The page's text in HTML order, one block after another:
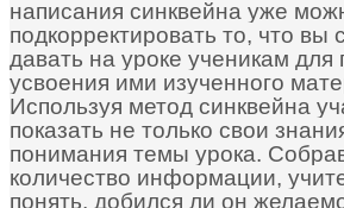
написания синквейна уже
подкорректировать то, что вы
давать на уроке ученикам для
усвоения ими изученного
Используя метод синквейна
показать не только свои
понимания темы урока.
количество информации,
понять, добился ли он